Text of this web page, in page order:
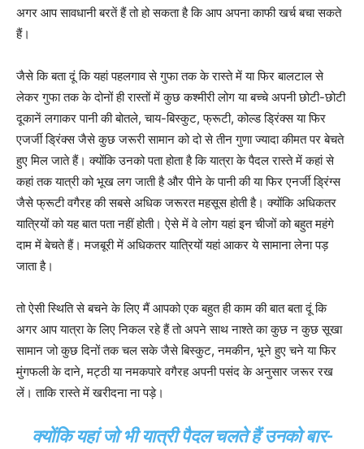
अगर आप सावधानी बरतें हैं तो हो सकता है कि आप अपना काफी खर्च बचा सकते
हैं।
जैसे कि बता दूं कि यहां पहलगाव से गुफा तक के रास्ते में या फिर बालटाल से
लेकर गुफा तक के दोनों ही रास्तों में कुछ कश्मीरी लोग या बच्चे अपनी छोटी-छोटी
दूकानें लगाकर पानी की बोतले, चाय-बिस्कुट, फ्रूटी, कोल्ड ड्रिंक्स या फिर
एजर्जी ड्रिंक्स जैसे कुछ जरूरी सामान को दो से तीन गुणा ज्यादा कीमत पर बेचते
हुए मिल जाते हैं। क्योंकि उनको पता होता है कि यात्रा के पैदल रास्ते में कहां से
कहां तक यात्री को भूख लग जाती है और पीने के पानी की या फिर एनर्जी ड्रिंग्स
जैसे फ्रूटी वगैरह की सबसे अधिक जरूरत महसूस होती है। क्योंकि अधिकतर
यात्रियों को यह बात पता नहीं होती। ऐसे में वे लोग यहां इन चीजों को बहुत महंगे
दाम में बेचते हैं। मजबूरी में अधिकतर यात्रियों यहां आकर ये सामाना लेना पड़
जाता है।
तो ऐसी स्थिति से बचने के लिए मैं आपको एक बहुत ही काम की बात बता दूं कि
अगर आप यात्रा के लिए निकल रहे हैं तो अपने साथ नाश्ते का कुछ न कुछ सूखा
सामान जो कुछ दिनों तक चल सके जैसे बिस्कुट, नमकीन, भूने हुए चने या फिर
मुंगफली के दाने, मट्ठी या नमकपारे वगैरह अपनी पसंद के अनुसार जरूर रख
लें। ताकि रास्ते में खरीदना ना पड़े।
क्योंकि यहां जो भी यात्री पैदल चलते हैं उनको बार-